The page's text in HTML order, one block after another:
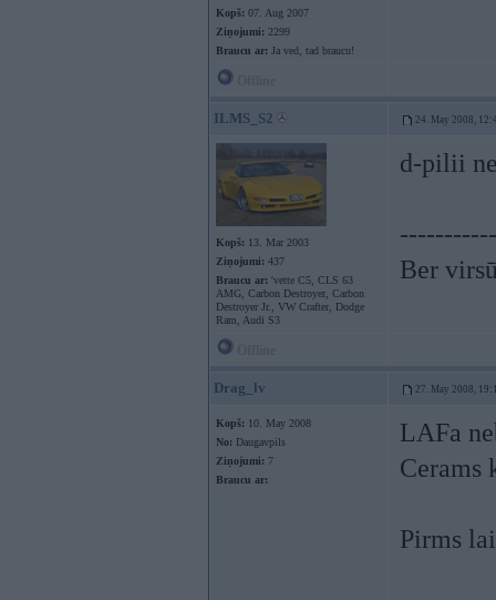
Kopš: 07. Aug 2007
Ziņojumi: 2299
Braucu ar: Ja ved, tad braucu!
ILMS_S2 24. May 2008,
Kopš: 13. Mar 2003
Ziņojumi: 437
Braucu ar: 'vette C5, CLS 63
AMG, Carbon Destroyer, Carbon
Destroyer Jr., VW Crafter, Dodge
Ram, Audi S3
d-pilii
Ber
Drag_lv 27. May 2008,
Kopš: 10. May 2008
No: Daugavpils
Ziņojumi: 7
Braucu ar:
LAFa
Cerams
Pirms